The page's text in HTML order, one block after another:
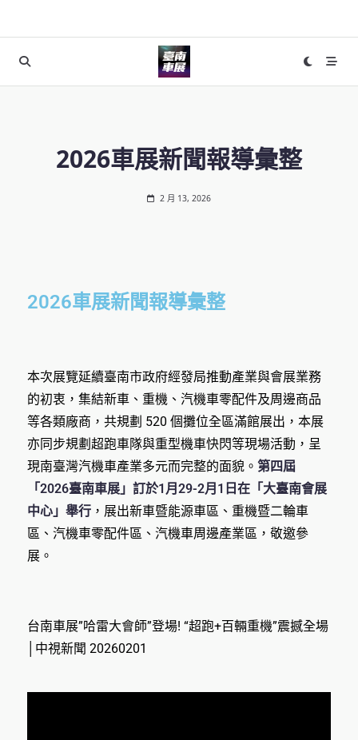
2026車展新聞報導彙整
2 月 13, 2026
2026車展新聞報導彙整
本次展覽延續臺南市政府經發局推動產業與會展業務
的初衷，集結新車、重機、汽機車零配件及周邊商品
等各類廠商，共規劃 520 個攤位全區滿館展出，本展
亦同步規劃超跑車隊與重型機車快閃等現場活動，呈
現南臺灣汽機車產業多元而完整的面貌。 第四屆
「2026臺南車展」訂於1月29-2月1日在「大臺南會展
中心」舉行 ，展出新車暨能源車區、重機暨二輪車
區、汽機車零配件區、汽機車周邊產業區，敬邀參
展。
台南車展”哈雷大會師”登場! “超跑+百輛重機”震撼全場
│中視新聞 20260201